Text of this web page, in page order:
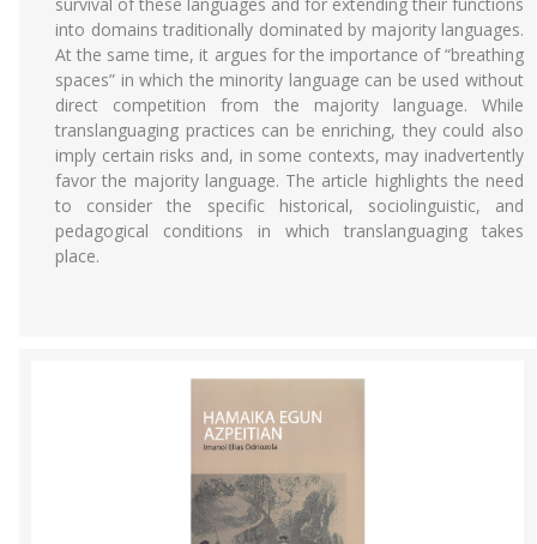
into domains traditionally dominated by majority languages.
At the same time, it argues for the importance of “breathing
spaces” in which the minority language can be used without
direct competition from the majority language. While
translanguaging practices can be enriching, they could also
imply certain risks and, in some contexts, may inadvertently
favor the majority language. The article highlights the need
to consider the specific historical, sociolinguistic, and
pedagogical conditions in which translanguaging takes
place.